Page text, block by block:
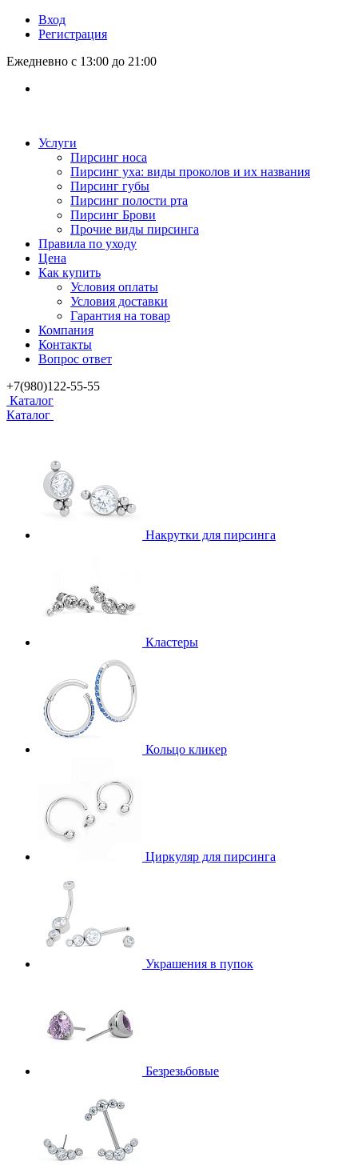
Вход
Регистрация
Ежедневно с 13:00 до 21:00
Услуги
Пирсинг носа
Пирсинг уха: виды проколов и их названия
Пирсинг губы
Пирсинг полости рта
Пирсинг Брови
Прочие виды пирсинга
Правила по уходу
Цена
Как купить
Условия оплаты
Условия доставки
Гарантия на товар
Компания
Контакты
Вопрос ответ
+7(980)122-55-55
Каталог
Каталог
Накрутки для пирсинга
Кластеры
Кольцо кликер
Циркуляр для пирсинга
Украшения в пупок
Безрезьбовые